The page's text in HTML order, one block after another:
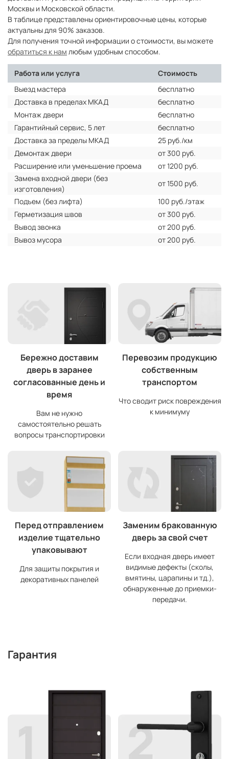
Москвы и Московской области.
В таблице представлены ориентировочные цены, которые
актуальны для 90% заказов.
Для получения точной информации о стоимости, вы можете
обратиться к нам любым удобным способом.
Работа или услуга
Стоимость
Выезд мастера
бесплатно
Доставка в пределах МКАД
бесплатно
Монтаж двери
бесплатно
Гарантийный сервис, 5 лет
бесплатно
Доставка за пределы МКАД
25 руб./км
Демонтаж двери
от 300 руб.
Расширение или уменьшение проема
от 1200 руб.
Замена входной двери (без
изготовления)
от 1500 руб.
Подъем (без лифта)
100 руб./этаж
Герметизация швов
от 300 руб.
Вывод звонка
от 200 руб.
Вывоз мусора
от 200 руб.
Бережно доставим
дверь в заранее
согласованные день и
время
Вам не нужно
самостоятельно решать
вопросы транспортировки
Перевозим продукцию
собственным
транспортом
Что сводит риск повреждения
к минимуму
Перед отправлением
изделие тщательно
упаковывают
Для защиты покрытия и
декоративных панелей
Заменим бракованную
дверь за свой счет
Если входная дверь имеет
видимые дефекты (сколы,
вмятины, царапины и тд.),
обнаруженные до приемки-
передачи.
Гарантия